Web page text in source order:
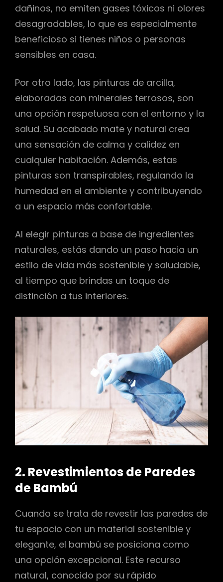
dañinos, no emiten gases tóxicos ni olores
desagradables, lo que es especialmente
beneficioso si tienes niños o personas
sensibles en casa.
Por otro lado, las pinturas de arcilla,
elaboradas con minerales terrosos, son
una opción respetuosa con el entorno y la
salud. Su acabado mate y natural crea
una sensación de calma y calidez en
cualquier habitación. Además, estas
pinturas son transpirables, regulando la
humedad en el ambiente y contribuyendo
a un espacio más confortable.
Al elegir pinturas a base de ingredientes
naturales, estás dando un paso hacia un
estilo de vida más sostenible y saludable,
al tiempo que brindas un toque de
distinción a tus interiores.
2. Revestimientos de Paredes
de Bambú
Cuando se trata de revestir las paredes de
tu espacio con un material sostenible y
elegante, el bambú se posiciona como
una opción excepcional. Este recurso
natural, conocido por su rápido